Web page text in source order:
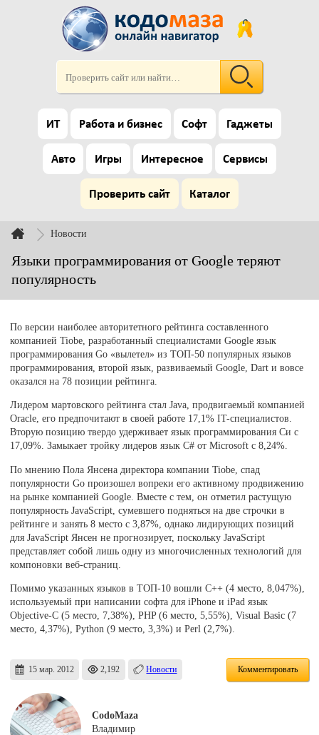
ИТ Работа и бизнес Софт Гаджеты
Авто Игры Интересное Сервисы
Проверить сайт Каталог
Новости
Языки программирования от Google теряют
популярность
По версии наиболее авторитетного рейтинга составленного
компанией Tiobe, разработанный специалистами Google язык
программирования Go «вылетел» из ТОП-50 популярных языков
программирования, второй язык, развиваемый Google, Dart и вовсе
оказался на 78 позиции рейтинга.
Лидером мартовского рейтинга стал Java, продвигаемый компанией
Oracle, его предпочитают в своей работе 17,1% IT-специалистов.
Вторую позицию твердо удерживает язык программирования Си с
17,09%. Замыкает тройку лидеров язык C# от Microsoft с 8,24%.
По мнению Пола Янсена директора компании Tiobe, спад
популярности Go произошел вопреки его активному продвижению
на рынке компанией Google. Вместе с тем, он отметил растущую
популярность JavaScript, сумевшего подняться на две строчки в
рейтинге и занять 8 место с 3,87%, однако лидирующих позиций
для JavaScript Янсен не прогнозирует, поскольку JavaScript
представляет собой лишь одну из многочисленных технологий для
компоновки веб-страниц.
Помимо указанных языков в ТОП-10 вошли С++ (4 место, 8,047%),
используемый при написании софта для iPhone и iPad язык
Objective-C (5 место, 7,38%), PHP (6 место, 5,55%), Visual Basic (7
место, 4,37%), Python (9 место, 3,3%) и Perl (2,7%).
15 мар. 2012 2,192 Новости Комментировать
CodoMaza
Владимир